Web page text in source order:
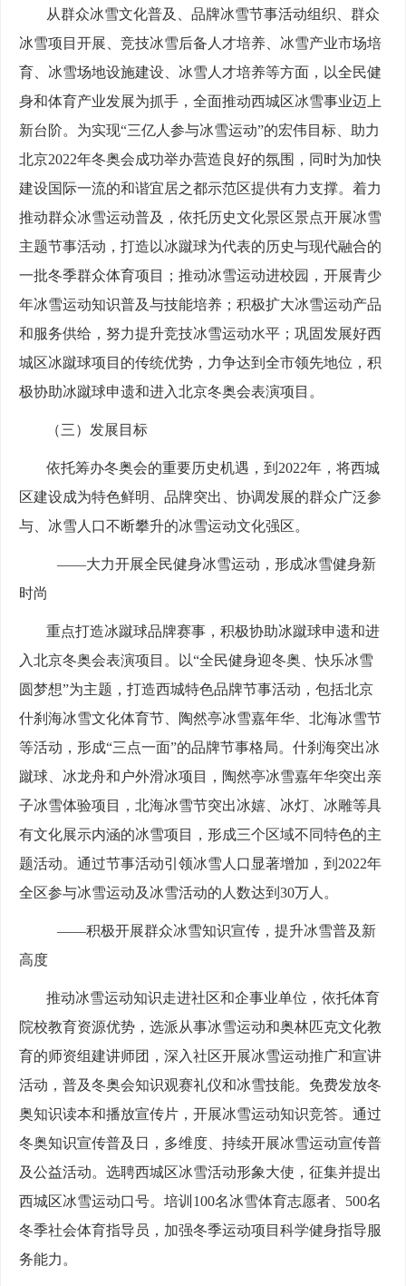
从群众冰雪文化普及、品牌冰雪节事活动组织、群众
冰雪项目开展、竞技冰雪后备人才培养、冰雪产业市场培
育、冰雪场地设施建设、冰雪人才培养等方面，以全民健
身和体育产业发展为抓手，全面推动西城区冰雪事业迈上
新台阶。为实现“三亿人参与冰雪运动”的宏伟目标、助力
北京2022年冬奥会成功举办营造良好的氛围，同时为加快
建设国际一流的和谐宜居之都示范区提供有力支撑。着力
推动群众冰雪运动普及，依托历史文化景区景点开展冰雪
主题节事活动，打造以冰蹴球为代表的历史与现代融合的
一批冬季群众体育项目；推动冰雪运动进校园，开展青少
年冰雪运动知识普及与技能培养；积极扩大冰雪运动产品
和服务供给，努力提升竞技冰雪运动水平；巩固发展好西
城区冰蹴球项目的传统优势，力争达到全市领先地位，积
极协助冰蹴球申遗和进入北京冬奥会表演项目。
（三）发展目标
依托筹办冬奥会的重要历史机遇，到2022年，将西城
区建设成为特色鲜明、品牌突出、协调发展的群众广泛参
与、冰雪人口不断攀升的冰雪运动文化强区。
——大力开展全民健身冰雪运动，形成冰雪健身新
时尚
重点打造冰蹴球品牌赛事，积极协助冰蹴球申遗和进
入北京冬奥会表演项目。以“全民健身迎冬奥、快乐冰雪
圆梦想”为主题，打造西城特色品牌节事活动，包括北京
什刹海冰雪文化体育节、陶然亭冰雪嘉年华、北海冰雪节
等活动，形成“三点一面”的品牌节事格局。什刹海突出冰
蹴球、冰龙舟和户外滑冰项目，陶然亭冰雪嘉年华突出亲
子冰雪体验项目，北海冰雪节突出冰嬉、冰灯、冰雕等具
有文化展示内涵的冰雪项目，形成三个区域不同特色的主
题活动。通过节事活动引领冰雪人口显著增加，到2022年
全区参与冰雪运动及冰雪活动的人数达到30万人。
——积极开展群众冰雪知识宣传，提升冰雪普及新
高度
推动冰雪运动知识走进社区和企事业单位，依托体育
院校教育资源优势，选派从事冰雪运动和奥林匹克文化教
育的师资组建讲师团，深入社区开展冰雪运动推广和宣讲
活动，普及冬奥会知识观赛礼仪和冰雪技能。免费发放冬
奥知识读本和播放宣传片，开展冰雪运动知识竞答。通过
冬奥知识宣传普及日，多维度、持续开展冰雪运动宣传普
及公益活动。选聘西城区冰雪活动形象大使，征集并提出
西城区冰雪运动口号。培训100名冰雪体育志愿者、500名
冬季社会体育指导员，加强冬季运动项目科学健身指导服
务能力。